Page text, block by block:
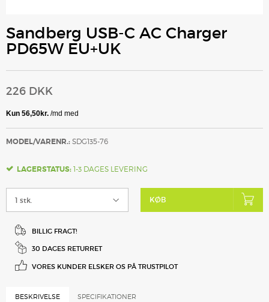
Sandberg USB-C AC Charger
PD65W EU+UK
226 DKK
MODEL/VARENR.: SDG135-76
LAGERSTATUS: 1-3 DAGES LEVERING
KØB
BILLIG FRAGT!
30 DAGES RETURRET
VORES KUNDER ELSKER OS PÅ TRUSTPILOT
BESKRIVELSE SPECIFIKATIONER